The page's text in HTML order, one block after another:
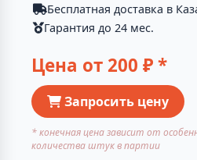
Бесплатная доставка в
Гарантия до 24 мес.
Цена от 200 ₽ *
Запросить цену
* конечная цена зависит от
количества штук в партии